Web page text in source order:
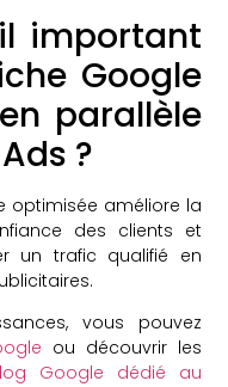
important
Google
parallèle
?
optimisée améliore la
des clients et
un trafic qualifié en
vous pouvez
ou découvrir les
Google dédié au